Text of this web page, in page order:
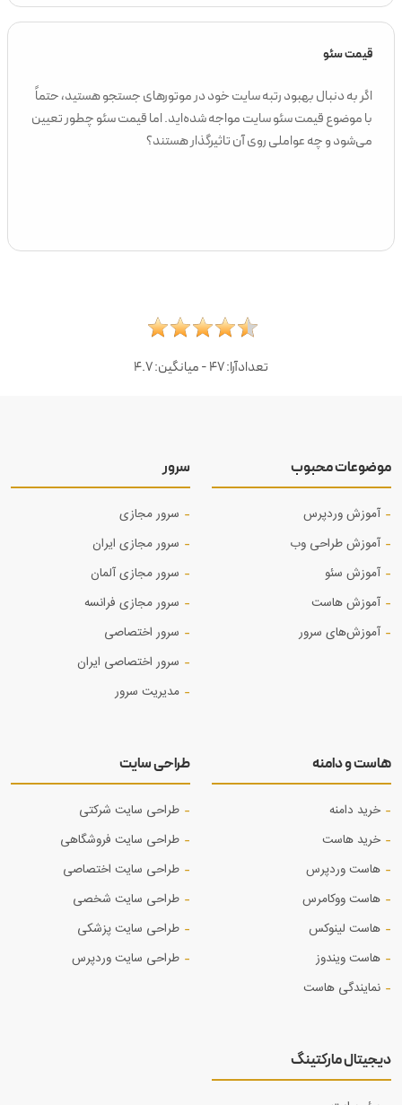
قیمت سئو
اگر به دنبال بهبود رتبه سایت خود در موتورهای جستجو هستید، حتماً
با موضوع قیمت سئو سایت مواجه شده‌اید. اما قیمت سئو چطور تعیین
می‌شود و چه عواملی روی آن تاثیرگذار هستند؟
تعدادآرا:47- میانگین:4.7
موضوعات محبوب
آموزش وردپرس
آموزش طراحی وب
آموزش‌ سئو
آموزش هاست
آموزش‌های سرور
سرور
سرور مجازی
سرور مجازی ایران
سرور مجازی آلمان
سرور مجازی فرانسه
سرور اختصاصی
سرور اختصاصی ایران
مدیریت سرور
هاست و دامنه
خرید دامنه
خرید هاست
هاست وردپرس
هاست ووکامرس
هاست لینوکس
هاست ویندوز
نمایندگی هاست
طراحی سایت
طراحی سایت شرکتی
طراحی سایت فروشگاهی
طراحی سایت اختصاصی
طراحی سایت شخصی
طراحی سایت پزشکی
طراحی سایت وردپرس
دیجیتال مارکتینگ